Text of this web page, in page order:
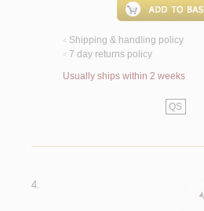
< Shipping & handling policy
< 7 day returns policy
Usually ships within 2 weeks
QS
4.